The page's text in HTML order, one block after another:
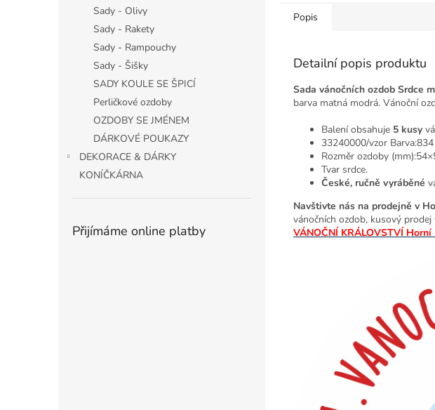
Sady - Olivy
Sady - Rakety
Sady - Rampouchy
Sady - Šišky
SADY KOULE SE ŠPICÍ
Perličkové ozdoby
OZDOBY SE JMÉNEM
DÁRKOVÉ POUKAZY
DEKORACE & DÁRKY
KONÍČKÁRNA
Přijímáme online platby
Popis
Detailní popis produktu
Sada vánočních ozdob Srdce
barva matná modrá. Vánoční
Balení obsahuje 5 kusy
33240000/vzor Barva:834
Rozměr ozdoby
Tvar srdce.
České, ručně vyráběné
Navštivte nás na prodejně v
vánočních ozdob, kusový prodej
VÁNOČNÍ KRÁLOVSTVÍ